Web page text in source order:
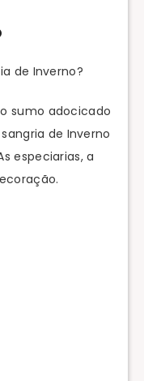
de Inverno?
sumo adocicado
de Inverno
especiarias, a